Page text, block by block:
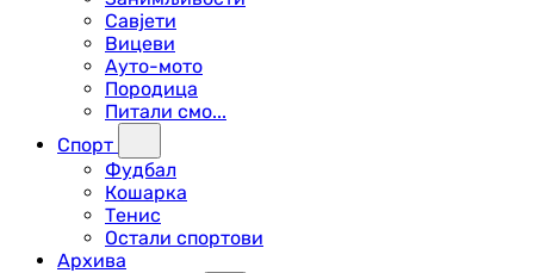
Савјети
Вицеви
Ауто-мото
Породица
Питали смо...
Спорт
Фудбал
Кошарка
Тенис
Остали спортови
Архива